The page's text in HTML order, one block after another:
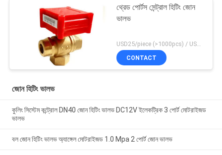
থ্রেড পোর্টস সেন্ট্রাল হিটিং জোন
ভালভ
CONTACT
জোন হিটিং ভালভ
কুলিং সিস্টেম কন্ট্রোল DN40 জোন হিটিং ভালভ DC12V ইলেকট্রিক 3 পোর্ট মোটরাইজড
ভালভ
বল জোন হিটিং ভালভ অ্যাঙ্গেল মোটরাইজড 1.0 Mpa 2 পোর্ট জোন ভালভ